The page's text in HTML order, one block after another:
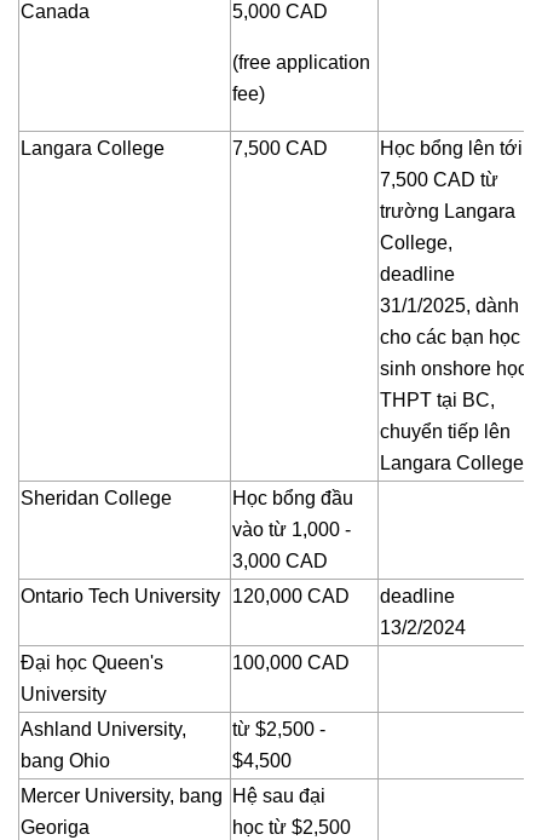
Canada
5,000 CAD
(free application
fee)
Langara College 7,500 CAD
Học bổng lên tới
7,500 CAD từ
trường Langara
College,
deadline
31/1/2025, dành
cho các bạn học
sinh onshore học
THPT tại BC,
chuyển tiếp lên
Langara College
Sheridan College
Học bổng đầu
vào từ 1,000 -
3,000 CAD
Ontario Tech University
120,000 CAD
deadline
13/2/2024
Đại học Queen's
University
100,000 CAD
Ashland University,
bang Ohio
từ $2,500 -
$4,500
Mercer University, bang
Georiga
Hệ sau đại
học từ $2,500